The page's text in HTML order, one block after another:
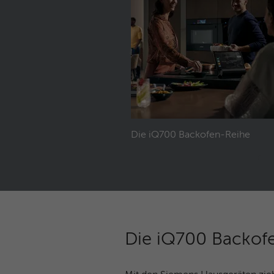
Die iQ700 Backofen-Reihe
Die iQ700